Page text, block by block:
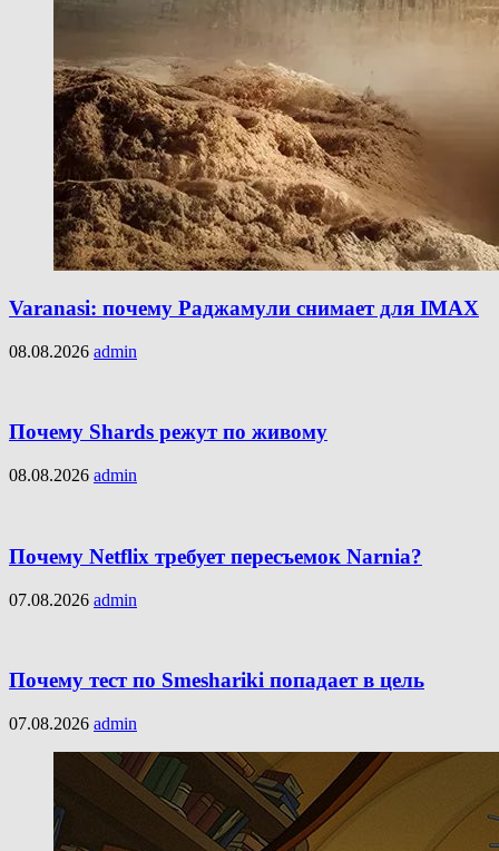
Varanasi: почему Раджамули снимает для IMAX
08.08.2026 admin
Почему Shards режут по живому
08.08.2026 admin
Почему Netflix требует пересъемок Narnia?
07.08.2026 admin
Почему тест по Smeshariki попадает в цель
07.08.2026 admin